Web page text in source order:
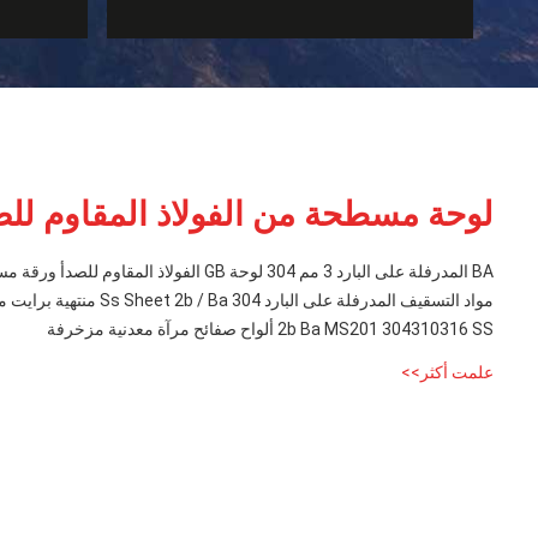
لوحة مسطحة من الفولاذ المقاوم
BA المدرفلة على البارد 3 مم 304 لوحة GB الفولاذ المقاوم للصدأ ورقة مسطحة
مواد التسقيف المدرفلة على البارد 304 Ss Sheet 2b / Ba منتهية برايت مصقول
2b Ba MS201 304310316 SS ألواح صفائح مرآة معدنية مزخرفة
علمت أكثر>>